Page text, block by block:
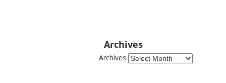
Archives
Archives